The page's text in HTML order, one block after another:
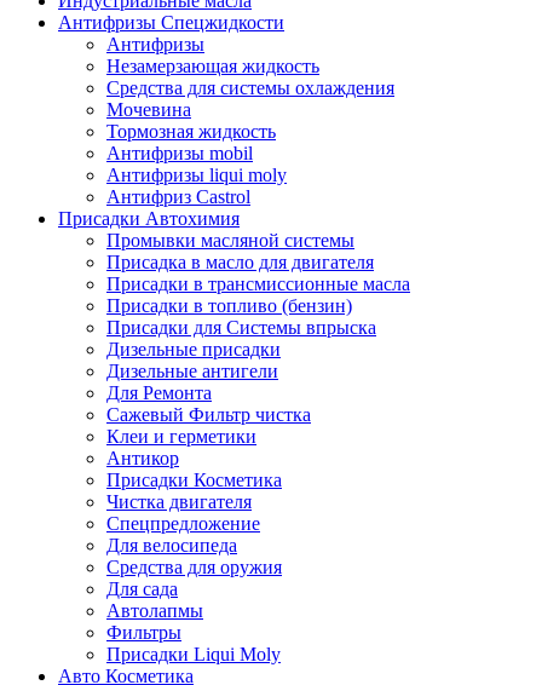
Антифризы Спецжидкости
Антифризы
Незамерзающая жидкость
Средства для системы охлаждения
Мочевина
Тормозная жидкость
Антифризы mobil
Антифризы liqui moly
Антифриз Castrol
Присадки Автохимия
Промывки масляной системы
Присадка в масло для двигателя
Присадки в трансмиссионные масла
Присадки в топливо (бензин)
Присадки для Системы впрыска
Дизельные присадки
Дизельные антигели
Для Ремонта
Сажевый Фильтр чистка
Клеи и герметики
Антикор
Присадки Косметика
Чистка двигателя
Спецпредложение
Для велосипеда
Средства для оружия
Для сада
Автолапмы
Фильтры
Присадки Liqui Moly
Авто Косметика